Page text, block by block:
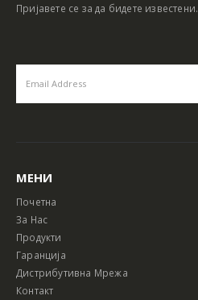
Пријавете се за да бидете известени.
МЕНИ
Почетна
За Нас
Продукти
Гаранција
Дистрибутивна Мрежа
Контакт